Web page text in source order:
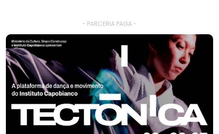
- PARCERIA PAGA -